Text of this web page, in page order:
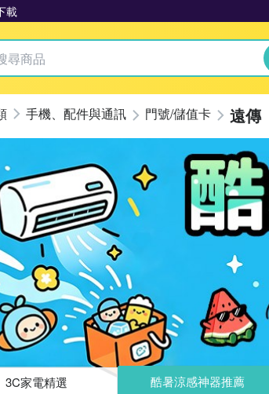
載
手機、配件與通訊 門號/儲值卡 遠傳
3C家電精選 酷暑涼感神器推薦